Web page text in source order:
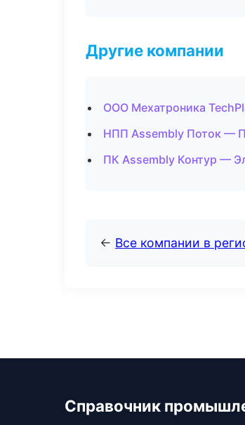
Другие компании
ООО Мехатроника
НПП Assembly Поток —
ПК Assembly Контур —
← Все компании в
Справочник